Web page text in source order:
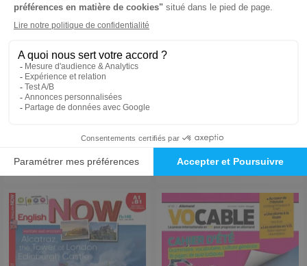
I Love English for Kids
1 an
76,45 €
Ajouter au panier
Go English
31,45 €
Ajouter au panier